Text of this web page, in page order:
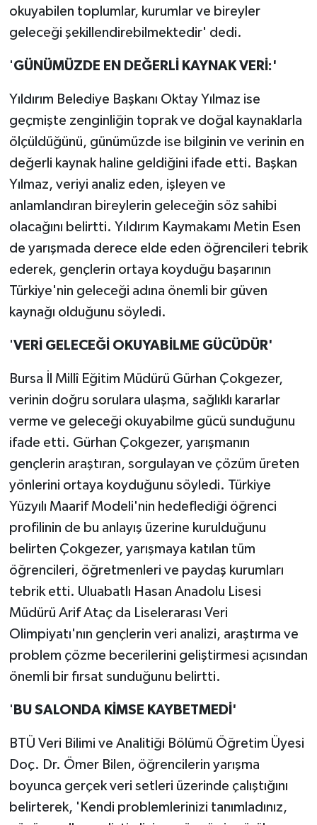
okuyabilen toplumlar, kurumlar ve bireyler
geleceği şekillendirebilmektedir' dedi.
'GÜNÜMÜZDE EN DEĞERLİ KAYNAK VERİ:'
Yıldırım Belediye Başkanı Oktay Yılmaz ise
geçmişte zenginliğin toprak ve doğal kaynaklarla
ölçüldüğünü, günümüzde ise bilginin ve verinin en
değerli kaynak haline geldiğini ifade etti. Başkan
Yılmaz, veriyi analiz eden, işleyen ve
anlamlandıran bireylerin geleceğin söz sahibi
olacağını belirtti. Yıldırım Kaymakamı Metin Esen
de yarışmada derece elde eden öğrencileri tebrik
ederek, gençlerin ortaya koyduğu başarının
Türkiye'nin geleceği adına önemli bir güven
kaynağı olduğunu söyledi.
'VERİ GELECEĞİ OKUYABİLME GÜCÜDÜR'
Bursa İl Millî Eğitim Müdürü Gürhan Çokgezer,
verinin doğru sorulara ulaşma, sağlıklı kararlar
verme ve geleceği okuyabilme gücü sunduğunu
ifade etti. Gürhan Çokgezer, yarışmanın
gençlerin araştıran, sorgulayan ve çözüm üreten
yönlerini ortaya koyduğunu söyledi. Türkiye
Yüzyılı Maarif Modeli'nin hedeflediği öğrenci
profilinin de bu anlayış üzerine kurulduğunu
belirten Çokgezer, yarışmaya katılan tüm
öğrencileri, öğretmenleri ve paydaş kurumları
tebrik etti. Uluabatlı Hasan Anadolu Lisesi
Müdürü Arif Ataç da Liselerarası Veri
Olimpiyatı'nın gençlerin veri analizi, araştırma ve
problem çözme becerilerini geliştirmesi açısından
önemli bir fırsat sunduğunu belirtti.
' BU SALONDA KİMSE KAYBETMEDİ'
BTÜ Veri Bilimi ve Analitiği Bölümü Öğretim Üyesi
Doç. Dr. Ömer Bilen, öğrencilerin yarışma
boyunca gerçek veri setleri üzerinde çalıştığını
belirterek, 'Kendi problemlerinizi tanımladınız,